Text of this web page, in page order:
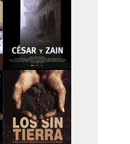
>César y Zain